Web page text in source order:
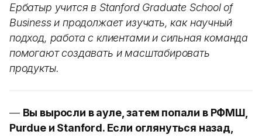
Ербатыр учится в Stanford Graduate School of
Business и продолжает изучать, как научный
подход, работа с клиентами и сильная команда
помогают создавать и масштабировать
продукты.
— Вы выросли в ауле, затем попали в РФМШ,
Purdue и Stanford. Если оглянуться назад,